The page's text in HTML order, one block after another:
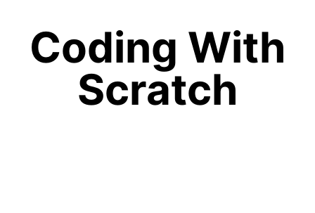
Coding With
Scratch